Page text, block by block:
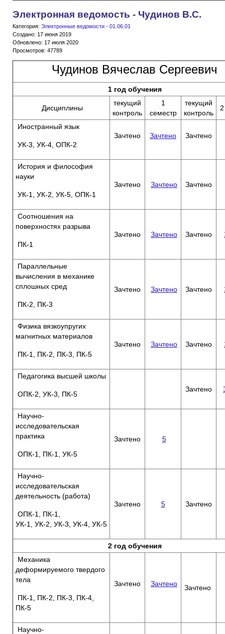
Электронная ведомость - Чудинов В.С.
Категория: Электронные ведомости - 01.06.01
Создано: 17 июня 2019
Обновлено: 17 июля 2020
Просмотров: 47789
Чудинов Вячеслав Сергеевич
1 год обучения
Дисциплины
текущий
контроль
1
семестр
текущий
контроль
Иностранный язык
УК-3, УК-4, ОПК-2
Зачтено Зачтено Зачтено
История и философия
науки
УК-1, УК-2, УК-5, ОПК-1
Зачтено Зачтено Зачтено
Соотношения на
поверхностях разрыва
ПК-1
Зачтено Зачтено Зачтено
Параллельные
вычисления в механике
сплошных сред
ПК-2, ПК-3
Зачтено Зачтено Зачтено
Физика вязкоупругих
магнитных материалов
ПК-1, ПК-2, ПК-3, ПК-5
Зачтено Зачтено Зачтено
Педагогика высшей школы
ОПК-2, УК-3, ПК-5
Зачтено
Научно-
исследовательская
практика
ОПК-1, ПК-1, УК-5
Зачтено 5
Научно-
исследовательская
деятельность (работа)
ОПК-1, ПК-1,
УК-1, УК-2, УК-3, УК-4, УК-5
Зачтено 5 Зачтено
2 год обучения
Механика
деформируемого твердого
тела
ПК-1, ПК-2, ПК-3, ПК-4,
ПК-5
Зачтено Зачтено Зачтено
Научно-